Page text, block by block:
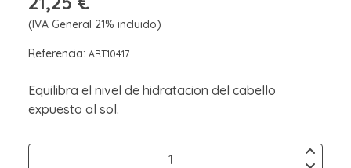
(IVA General 21% incluido)
Referencia: ART10417
Equilibra el nivel de hidratacion del cabello
expuesto al sol.